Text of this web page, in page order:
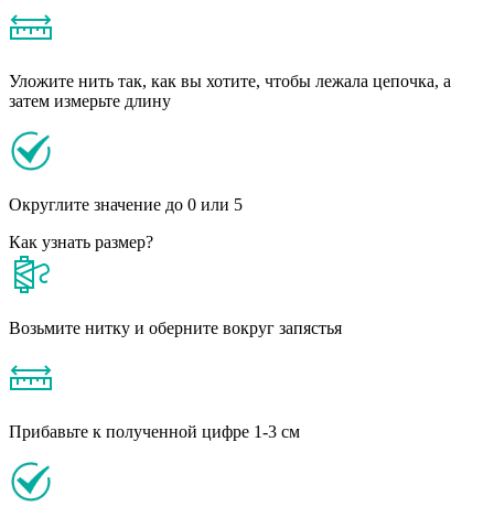
Уложите нить так, как вы хотите, чтобы лежала цепочка, а
затем измерьте длину
Округлите значение до 0 или 5
Как узнать размер?
Возьмите нитку и оберните вокруг запястья
Прибавьте к полученной цифре 1-3 см